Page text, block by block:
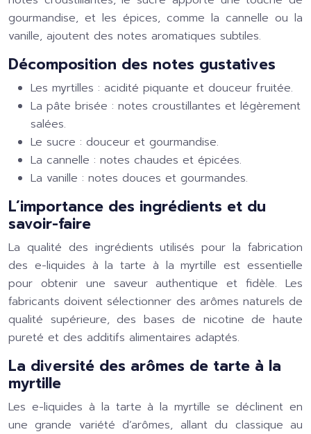
gourmandise, et les épices, comme la cannelle ou la
vanille, ajoutent des notes aromatiques subtiles.
Décomposition des notes gustatives
Les myrtilles : acidité piquante et douceur fruitée.
La pâte brisée : notes croustillantes et légèrement
salées.
Le sucre : douceur et gourmandise.
La cannelle : notes chaudes et épicées.
La vanille : notes douces et gourmandes.
L’importance des ingrédients et du
savoir-faire
La qualité des ingrédients utilisés pour la fabrication
des e-liquides à la tarte à la myrtille est essentielle
pour obtenir une saveur authentique et fidèle. Les
fabricants doivent sélectionner des arômes naturels de
qualité supérieure, des bases de nicotine de haute
pureté et des additifs alimentaires adaptés.
La diversité des arômes de tarte à la
myrtille
Les e-liquides à la tarte à la myrtille se déclinent en
une grande variété d’arômes, allant du classique au